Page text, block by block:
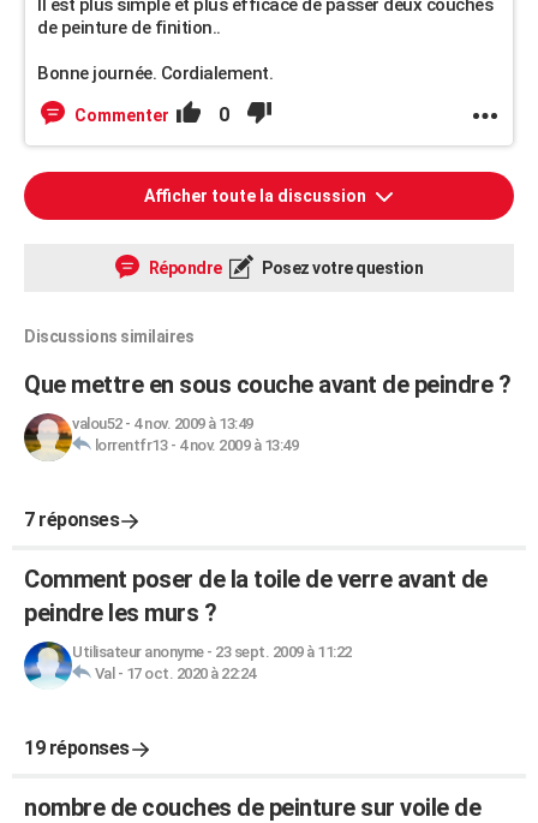
Il est plus simple et plus efficace de passer deux couches
de peinture de finition..
Bonne journée. Cordialement.
Commenter 0
Afficher toute la discussion
Répondre Posez votre question
Discussions similaires
Que mettre en sous couche avant de peindre ?
valou52- 4 nov. 2009 à 13:49
lorrentfr13- 4 nov. 2009 à 13:49
7 réponses
Comment poser de la toile de verre avant de
peindre les murs ?
Utilisateur anonyme- 23 sept. 2009 à 11:22
Val - 17 oct. 2020 à 22:24
19 réponses
nombre de couches de peinture sur voile de